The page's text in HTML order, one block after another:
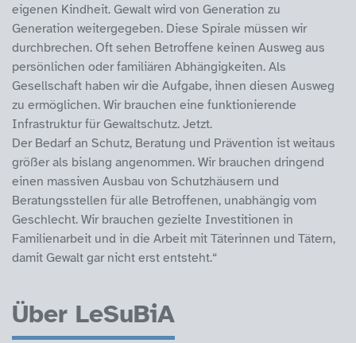
eigenen Kindheit. Gewalt wird von Generation zu
Generation weitergegeben. Diese Spirale müssen wir
durchbrechen. Oft sehen Betroffene keinen Ausweg aus
persönlichen oder familiären Abhängigkeiten. Als
Gesellschaft haben wir die Aufgabe, ihnen diesen Ausweg
zu ermöglichen. Wir brauchen eine funktionierende
Infrastruktur für Gewaltschutz. Jetzt.
Der Bedarf an Schutz, Beratung und Prävention ist weitaus
größer als bislang angenommen. Wir brauchen dringend
einen massiven Ausbau von Schutzhäusern und
Beratungsstellen für alle Betroffenen, unabhängig vom
Geschlecht. Wir brauchen gezielte Investitionen in
Familienarbeit und in die Arbeit mit Täterinnen und Tätern,
damit Gewalt gar nicht erst entsteht.“
Über LeSuBiA